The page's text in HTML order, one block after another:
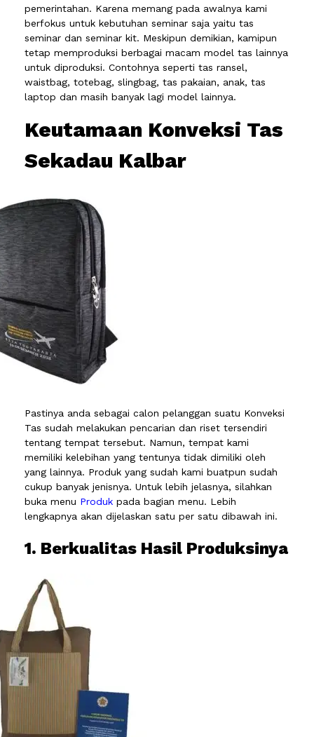
pemerintahan. Karena memang pada awalnya kami
berfokus untuk kebutuhan seminar saja yaitu tas
seminar dan seminar kit. Meskipun demikian, kamipun
tetap memproduksi berbagai macam model tas lainnya
untuk diproduksi. Contohnya seperti tas ransel,
waistbag, totebag, slingbag, tas pakaian, anak, tas
laptop dan masih banyak lagi model lainnya.
Keutamaan Konveksi Tas
Sekadau Kalbar
Pastinya anda sebagai calon pelanggan suatu Konveksi
Tas sudah melakukan pencarian dan riset tersendiri
tentang tempat tersebut. Namun, tempat kami
memiliki kelebihan yang tentunya tidak dimiliki oleh
yang lainnya. Produk yang sudah kami buatpun sudah
cukup banyak jenisnya. Untuk lebih jelasnya, silahkan
buka menu Produk pada bagian menu. Lebih
lengkapnya akan dijelaskan satu per satu dibawah ini.
1. Berkualitas Hasil Produksinya